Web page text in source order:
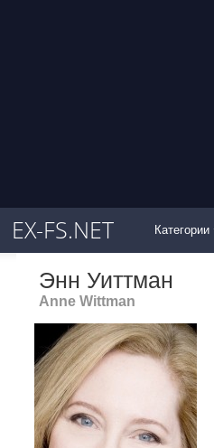
EX-FS.NET Категории
Энн Уиттман
Anne Wittman